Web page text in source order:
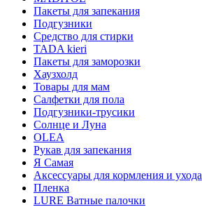
Пакеты для запекания
Подгузники
Средство для стирки
TADA kieri
Пакеты для заморозки
Хаузхолд
Товары для мам
Салфетки для пола
Подгузники-трусики
Солнце и Луна
OLEA
Рукав для запекания
Я Самая
Аксессуары для кормления и ухода
Пленка
LURE Ватные палочки